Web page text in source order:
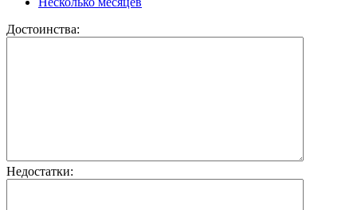
Достоинства:
Недостатки: